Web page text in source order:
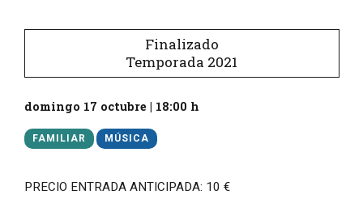
Finalizado
Temporada 2021
domingo 17 octubre | 18:00 h
FAMILIAR MÚSICA
PRECIO ENTRADA ANTICIPADA: 10 €